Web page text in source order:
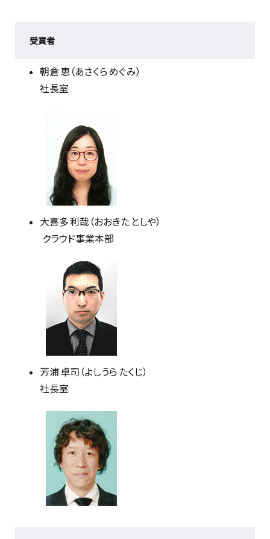
受賞者
朝倉 恵（あさくら めぐみ）
社長室
大喜多 利哉（おおきた としや）
クラウド事業本部
芳浦 卓司（よしうら たくじ）
社長室